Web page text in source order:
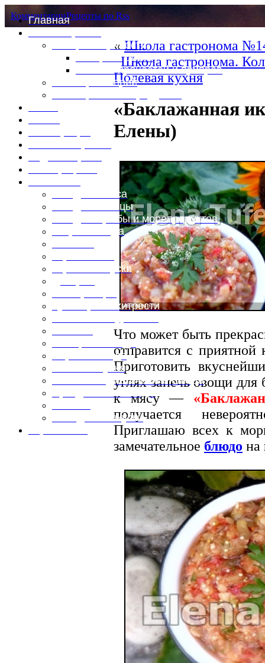
Главная
Специи и пряности
Специи и диета
Каталог пряностей и приправ
Таблица калорий
Блюда из мяса
Блюда из птицы
Блюда из рыбы и морепродуктов
Вторые блюда
Горячие закуски
Кулинарные хитрости
Первые блюда
Полевая кухня
Постные и диетические блюда
Праздничные блюда
Холодные закуски
КомментарииРецепты по Rss
«Школа гастронома
Школа гастронома.
Полевая кухня
«Баклажанная
Елены)
Что может быть
отправится с
Приготовить
углях запечь овощи
к мясу —
получается
Приглашаю всех к
замечательное блюдо на